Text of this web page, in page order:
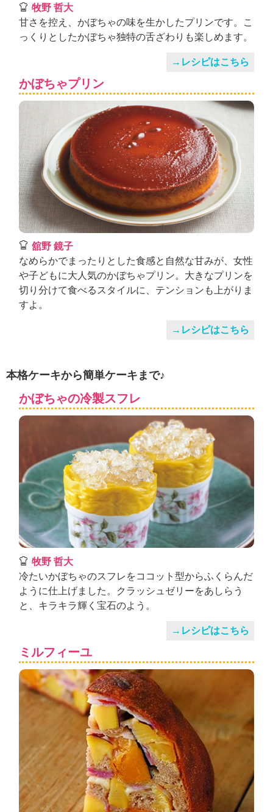
牧野 哲大
甘さを控え、かぼちゃの味を生かしたプリンです。こ
っくりとしたかぼちゃ独特の舌ざわりも楽しめます。
→レシピはこちら
かぼちゃプリン
舘野 鏡子
なめらかでまったりとした食感と自然な甘みが、女性
や子どもに大人気のかぼちゃプリン。大きなプリンを
切り分けて食べるスタイルに、テンションも上がりま
すよ。
→レシピはこちら
本格ケーキから簡単ケーキまで♪
かぼちゃの冷製スフレ
牧野 哲大
冷たいかぼちゃのスフレをココット型からふくらんだ
ように仕上げました。クラッシュゼリーをあしらう
と、キラキラ輝く宝石のよう。
→レシピはこちら
ミルフィーユ